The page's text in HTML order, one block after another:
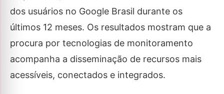
dos usuários no Google Brasil durante os
últimos 12 meses. Os resultados mostram que a
procura por tecnologias de monitoramento
acompanha a disseminação de recursos mais
acessíveis, conectados e integrados.